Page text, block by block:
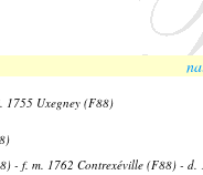
1755 Uxegney (F88)
- f. m. 1762 Contrexéville (F88) - d.